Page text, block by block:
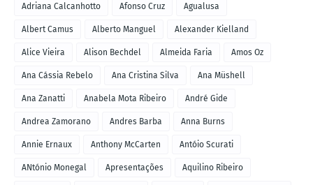
Adriana Calcanhotto Afonso Cruz Agualusa
Albert Camus Alberto Manguel Alexander Kielland
Alice Vieira Alison Bechdel Almeida Faria Amos Oz
Ana Cássia Rebelo Ana Cristina Silva Ana Müshell
Ana Zanatti Anabela Mota Ribeiro André Gide
Andrea Zamorano Andres Barba Anna Burns
Annie Ernaux Anthony McCarten Antóio Scurati
ANtónio Monegal Apresentações Aquilino Ribeiro